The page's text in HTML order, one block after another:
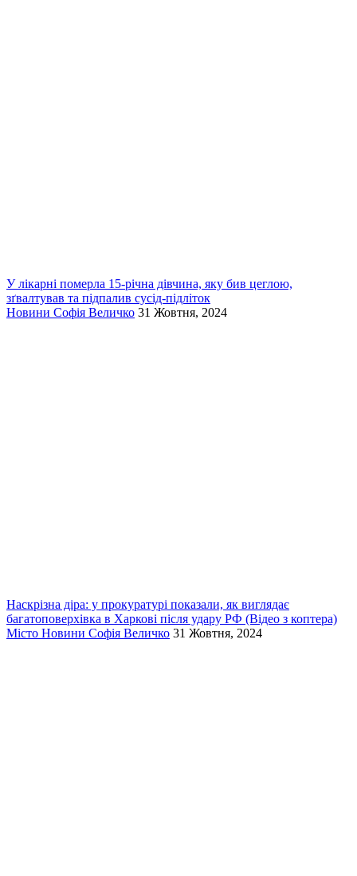
У лікарні померла 15-річна дівчина, яку бив цеглою,
зґвалтував та підпалив сусід-підліток
Новини Софія Величко 31 Жовтня, 2024
Наскрізна діра: у прокуратурі показали, як виглядає
багатоповерхівка в Харкові після удару РФ (Відео з коптера)
Місто Новини Софія Величко 31 Жовтня, 2024